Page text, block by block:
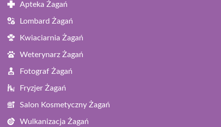
Apteka Żagań
Lombard Żagań
Kwiaciarnia Żagań
Weterynarz Żagań
Fotograf Żagań
Fryzjer Żagań
Salon Kosmetyczny Żagań
Wulkanizacja Żagań